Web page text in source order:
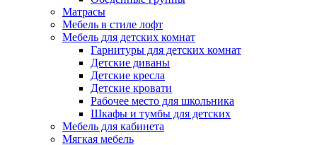
Матрасы
Мебель в стиле лофт
Мебель для детских комнат
Гарнитуры для детских комнат
Детские диваны
Детские кресла
Детские кровати
Рабочее место для школьника
Шкафы и тумбы для детских
Мебель для кабинета
Мягкая мебель